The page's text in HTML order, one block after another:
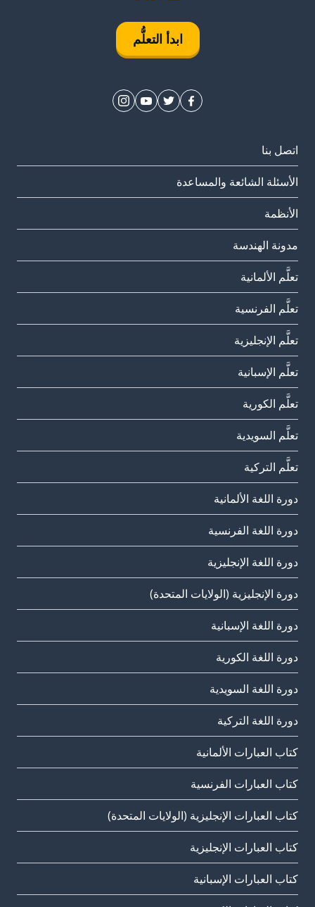
ابدأ التعلُّم
اتصل بنا
الأسئلة الشائعة والمساعدة
الأنظمة
مدونة الهندسة
تعلَّم الألمانية
تعلَّم الفرنسية
تعلَّم الإنجليزية
تعلَّم الإسبانية
تعلَّم الكورية
تعلَّم السويدية
تعلَّم التركية
دورة اللغة الألمانية
دورة اللغة الفرنسية
دورة اللغة الإنجليزية
دورة الإنجليزية (الولايات المتحدة)
دورة اللغة الإسبانية
دورة اللغة الكورية
دورة اللغة السويدية
دورة اللغة التركية
كتاب العبارات الألمانية
كتاب العبارات الفرنسية
كتاب العبارات الإنجليزية (الولايات المتحدة)
كتاب العبارات الإنجليزية
كتاب العبارات الإسبانية